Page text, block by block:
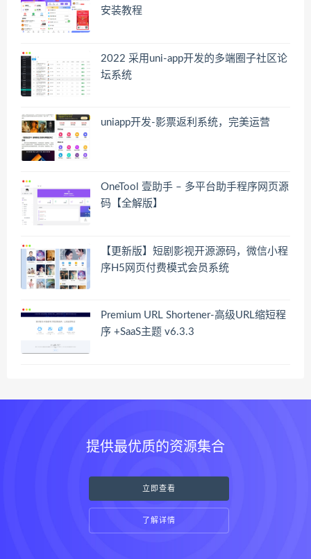
安装教程
2022 采用uni-app开发的多端圈子社区论
坛系统
uniapp开发-影票返利系统，完美运营
OneTool 壹助手 – 多平台助手程序网页源
码【全解版】
【更新版】短剧影视开源源码，微信小程
序H5网页付费模式会员系统
Premium URL Shortener-高级URL缩短程
序 +SaaS主题 v6.3.3
提供最优质的资源集合
立即查看
了解详情